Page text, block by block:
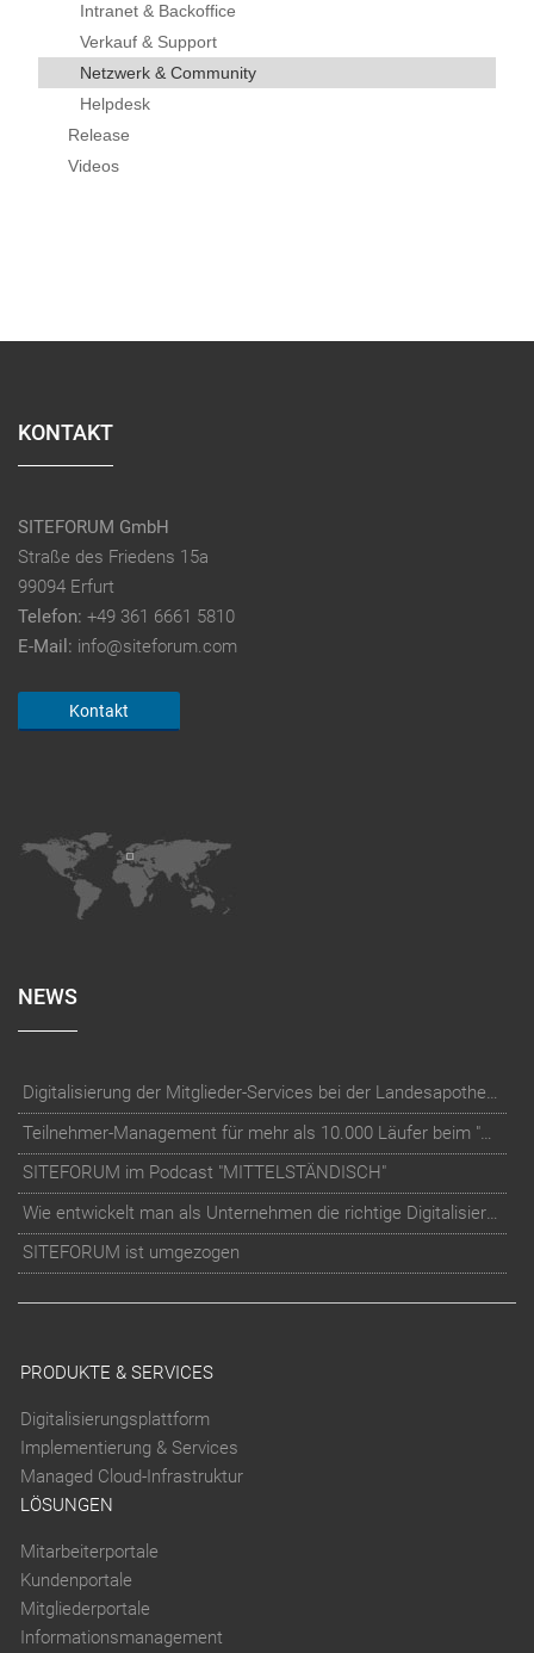
Intranet & Backoffice
Verkauf & Support
Netzwerk & Community
Helpdesk
Release
Videos
KONTAKT
SITEFORUM GmbH
Straße des Friedens 15a
99094 Erfurt
Telefon: +49 361 6661 5810
E-Mail: info@siteforum.com
Kontakt
NEWS
Digitalisierung der Mitglieder-Services bei der Landesapothekerkammer Baden-Württemberg
Teilnehmer-Management für mehr als 10.000 Läufer beim "RUN Thüringer Unternehmenslauf"
SITEFORUM im Podcast "MITTELSTÄNDISCH"
Wie entwickelt man als Unternehmen die richtige Digitalisierungs-Strategie?
SITEFORUM ist umgezogen
PRODUKTE & SERVICES
Digitalisierungsplattform
Implementierung & Services
Managed Cloud-Infrastruktur
LÖSUNGEN
Mitarbeiterportale
Kundenportale
Mitgliederportale
Informationsmanagement